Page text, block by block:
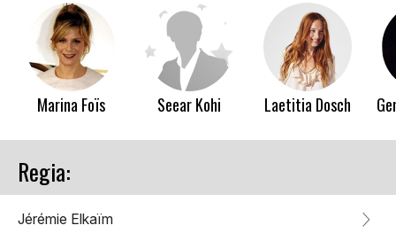
Marina Foïs Seear Kohi Laetitia Dosch
Regia:
Jérémie Elkaïm